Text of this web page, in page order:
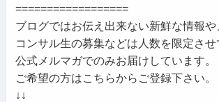
==================
ブログではお伝え出来ない新鮮な情報や
コンサル生の募集などは人数を限定さ
公式メルマガでのみお届けしています。
ご希望の方はこちらからご登録下さい。
↓↓